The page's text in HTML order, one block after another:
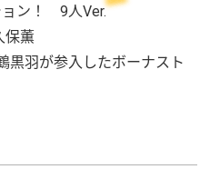
ョン！ 9人Ver.
保薫
羽が参入したボーナスト